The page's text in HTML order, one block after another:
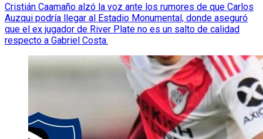
Cristián Caamaño alzó la voz ante los rumores de que Carlos
Auzqui podría llegar al Estadio Monumental, donde aseguró
que el ex jugador de River Plate no es un salto de calidad
respecto a Gabriel Costa.